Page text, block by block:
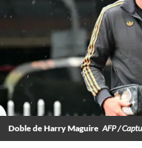
Doble de Harry Maguire AFP /